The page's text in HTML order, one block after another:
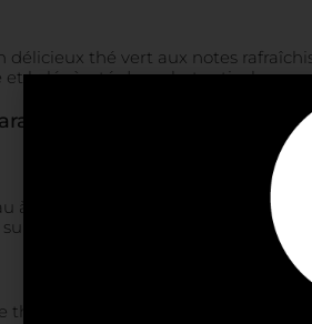
délicieux thé vert aux notes
la légèreté du sorbet estival avec
à température ambiante pendant
suivant le mode d’emploi « un thé
thé pour 50cl d’eau filtrée et faire